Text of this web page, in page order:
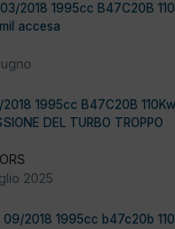
03/2018 1995cc B47C20B
accesa
2018 1995cc B47C20B 110Kw
DEL TURBO TROPPO
2025
09/2018 1995cc b47c20b